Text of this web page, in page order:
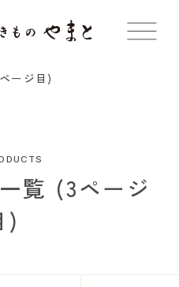
ージ目)
覧 (3ページ
)